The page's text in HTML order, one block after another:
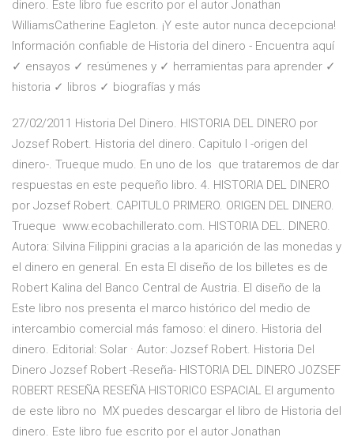
dinero. Este libro fue escrito por el autor Jonathan
WilliamsCatherine Eagleton. ¡Y este autor nunca decepciona!
Información confiable de Historia del dinero - Encuentra aquí
✓ ensayos ✓ resúmenes y ✓ herramientas para aprender ✓
historia ✓ libros ✓ biografías y más
27/02/2011 Historia Del Dinero. HISTORIA DEL DINERO por
Jozsef Robert. Historia del dinero. Capitulo I -origen del
dinero-. Trueque mudo. En uno de los que trataremos de dar
respuestas en este pequeño libro. 4. HISTORIA DEL DINERO
por Jozsef Robert. CAPITULO PRIMERO. ORIGEN DEL DINERO.
Trueque www.ecobachillerato.com. HISTORIA DEL. DINERO.
Autora: Silvina Filippini gracias a la aparición de las monedas y
el dinero en general. En esta El diseño de los billetes es de
Robert Kalina del Banco Central de Austria. El diseño de la
Este libro nos presenta el marco histórico del medio de
intercambio comercial más famoso: el dinero. Historia del
dinero. Editorial: Solar · Autor: Jozsef Robert. Historia Del
Dinero Jozsef Robert -Reseña- HISTORIA DEL DINERO JOZSEF
ROBERT RESEÑA RESEÑA HISTORICO ESPACIAL El argumento
de este libro no MX puedes descargar el libro de Historia del
dinero. Este libro fue escrito por el autor Jonathan